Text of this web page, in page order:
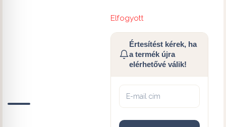
Elfogyott
Értesítést kérek, ha
a termék újra
elérhetővé válik!